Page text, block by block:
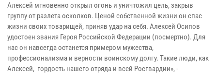
Алексей мгновенно открыл огонь и уничтожил цель, закрыв
группу от разлета осколков. Ценой собственной жизни он спас
жизни своих товарищей, приняв удар на себя. Алексей Осипов
удостоен звания Героя Российской Федерации (посмертно). Для
нас он навсегда останется примером мужества,
профессионализма и верности воинскому долгу. Такие люди, как
Алексей, гордость нашего отряда и всей Росгвардии», -